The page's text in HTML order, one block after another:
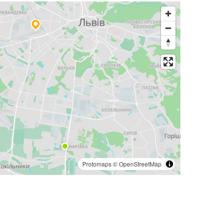
Protomaps©OpenStreetMap